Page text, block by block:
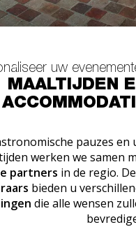
uw
MAALTIJDEN
pauzes en
werken we samen
partners in de regio.
bieden u
die alle wensen